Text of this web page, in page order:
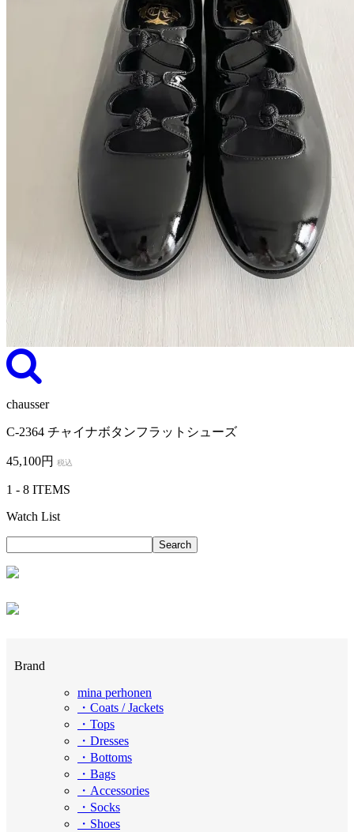
chausser
C-2364 チャイナボタンフラットシューズ
45,100円 税込
1 - 8 ITEMS
Watch List
Brand
mina perhonen
・Coats / Jackets
・Tops
・Dresses
・Bottoms
・Bags
・Accessories
・Socks
・Shoes